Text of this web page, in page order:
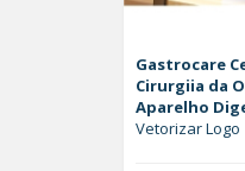
Gastrocare
Cirurgiia da
Aparelho
Vetorizar Logo